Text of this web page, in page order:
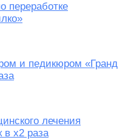
переработке
и педикюром «Гранд
лечения
в х2 раза